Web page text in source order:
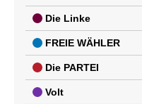
Die Linke
FREIE WÄHLER
Die PARTEI
Volt